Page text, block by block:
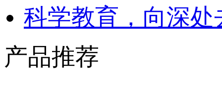
科学教育，向深
产品推荐